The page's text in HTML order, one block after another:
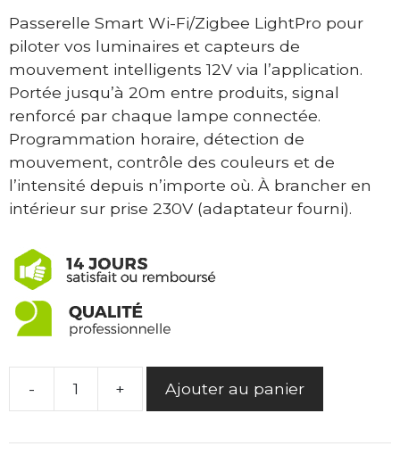
Passerelle Smart Wi-Fi/Zigbee LightPro pour
piloter vos luminaires et capteurs de
mouvement intelligents 12V via l’application.
Portée jusqu’à 20m entre produits, signal
renforcé par chaque lampe connectée.
Programmation horaire, détection de
mouvement, contrôle des couleurs et de
l’intensité depuis n’importe où. À brancher en
intérieur sur prise 230V (adaptateur fourni).
-
quantité
Passerelle
+ Ajouter au panier